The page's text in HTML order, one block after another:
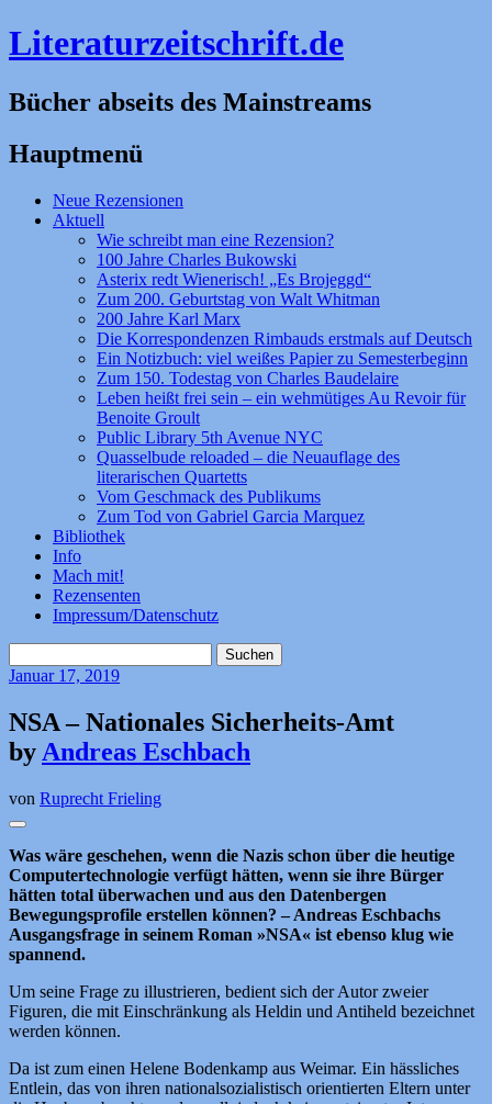
Literaturzeitschrift.de
Bücher abseits des Mainstreams
Hauptmenü
Zum
Inhalt
Neue Rezensionen
Aktuell
Wie schreibt man eine Rezension?
100 Jahre Charles Bukowski
Asterix redt Wienerisch! „Es Brojeggd“
Zum 200. Geburtstag von Walt Whitman
200 Jahre Karl Marx
Die Korrespondenzen Rimbauds erstmals auf Deutsch
Ein Notizbuch: viel weißes Papier zu Semesterbeginn
Zum 150. Todestag von Charles Baudelaire
Leben heißt frei sein – ein wehmütiges Au Revoir für
Benoite Groult
Public Library 5th Avenue NYC
Quasselbude reloaded – die Neuauflage des
literarischen Quartetts
Vom Geschmack des Publikums
Zum Tod von Gabriel Garcia Marquez
Bibliothek
Info
Mach mit!
Rezensenten
Impressum/Datenschutz
nach:
Januar17, 2019
NSA – Nationales Sicherheits-Amt
by Andreas Eschbach
von Ruprecht Frieling
Was wäre geschehen, wenn die Nazis schon über die heutige
Computertechnologie verfügt hätten, wenn sie ihre Bürger
hätten total überwachen und aus den Datenbergen
Bewegungsprofile erstellen können? – Andreas Eschbachs
Ausgangsfrage in seinem Roman »NSA« ist ebenso klug wie
spannend.
Um seine Frage zu illustrieren, bedient sich der Autor zweier
Figuren, die mit Einschränkung als Heldin und Antiheld bezeichnet
werden können.
Da ist zum einen Helene Bodenkamp aus Weimar. Ein hässliches
Entlein, das von ihren nationalsozialistisch orientierten Eltern unter